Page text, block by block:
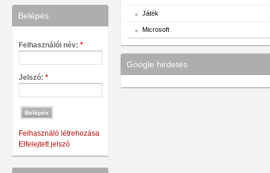
Belépés
Felhasználói név: *
Jelszó: *
Felhasználó létrehozása
Elfelejtett jelszó
Játék
Microsoft
Google hirdetés